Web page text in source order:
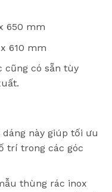
650 mm
610 mm
cũng có sẵn tùy
này giúp tối ưu
trí trong các góc
thùng rác inox